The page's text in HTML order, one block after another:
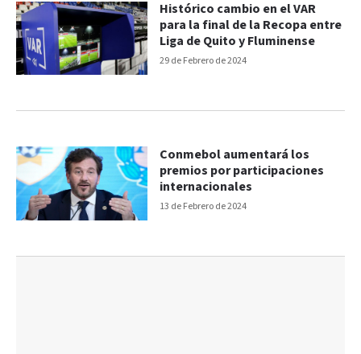
29 de Febrero de 2024
Histórico cambio en el VAR
para la final de la Recopa entre
Liga de Quito y Fluminense
13 de Febrero de 2024
Conmebol aumentará los
premios por participaciones
internacionales